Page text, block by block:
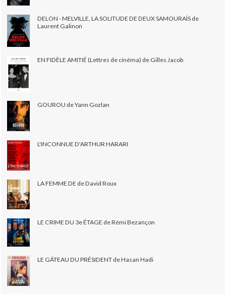
DELON - MELVILLE, LA SOLITUDE DE DEUX SAMOURAÏS de
Laurent Galinon
EN FIDÈLE AMITIÉ (Lettres de cinéma) de Gilles Jacob
GOUROU de Yann Gozlan
L'INCONNUE D'ARTHUR HARARI
LA FEMME DE de David Roux
LE CRIME DU 3e ÉTAGE de Rémi Bezançon
LE GÂTEAU DU PRÉSIDENT de Hasan Hadi